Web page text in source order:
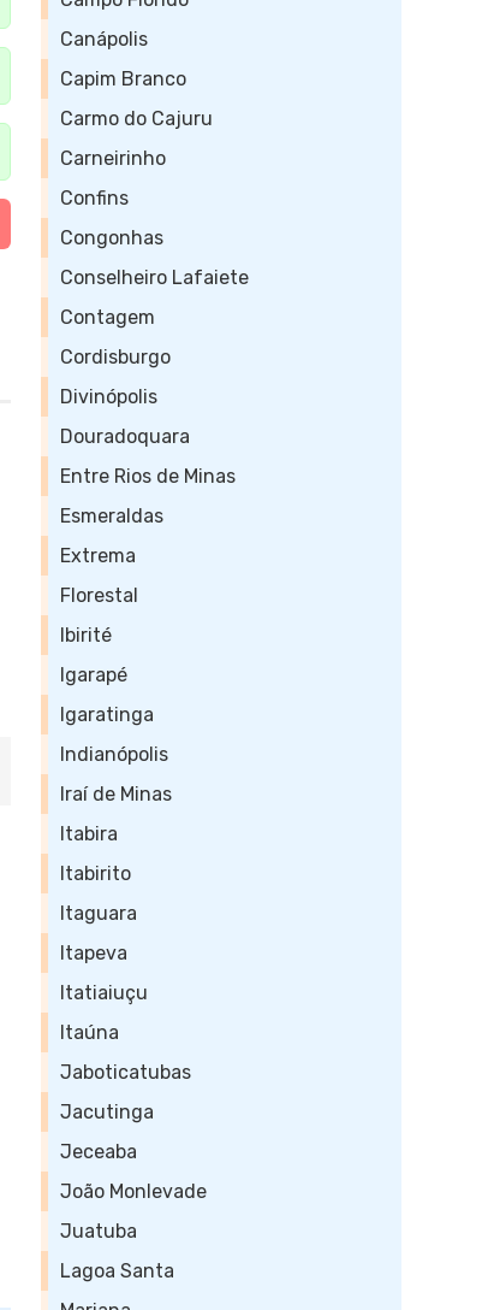
Canápolis
Capim Branco
Carmo do Cajuru
Carneirinho
Confins
Congonhas
Conselheiro Lafaiete
Contagem
Cordisburgo
Divinópolis
Douradoquara
Entre Rios de Minas
Esmeraldas
Extrema
Florestal
Ibirité
Igarapé
Igaratinga
Indianópolis
Iraí de Minas
Itabira
Itabirito
Itaguara
Itapeva
Itatiaiuçu
Itaúna
Jaboticatubas
Jacutinga
Jeceaba
João Monlevade
Juatuba
Lagoa Santa